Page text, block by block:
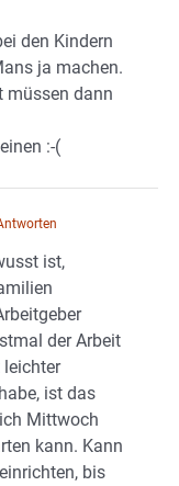
den Kindern
ja machen.
müssen dann
:-(
ist,
der Arbeit
ist das
Mittwoch
kann. Kann
bis